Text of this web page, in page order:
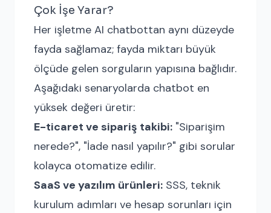
Çok İşe Yarar?
Her işletme AI chatbottan aynı düzeyde
fayda sağlamaz; fayda miktarı büyük
ölçüde gelen sorguların yapısına bağlıdır.
Aşağıdaki senaryolarda chatbot en
yüksek değeri üretir:
E-ticaret ve sipariş takibi: "Siparişim
nerede?", "İade nasıl yapılır?" gibi sorular
kolayca otomatize edilir.
SaaS ve yazılım ürünleri: SSS, teknik
kurulum adımları ve hesap sorunları için